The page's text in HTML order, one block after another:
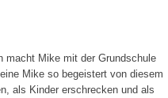
macht Mike mit der Grundschule
Mike so begeistert von diesem
als Kinder erschrecken und als